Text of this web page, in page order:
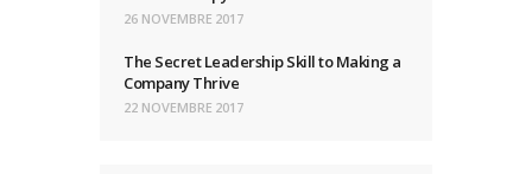
26 NOVEMBRE 2017
The Secret Leadership Skill to Making a
Company Thrive
22 NOVEMBRE 2017